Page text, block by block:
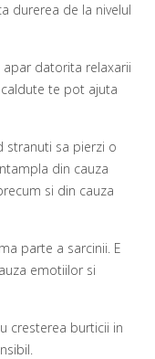
durerea de la nivelul
apar datorita relaxarii
te pot ajuta
stranuti sa pierzi o
din cauza
si din cauza
parte a sarcinii. E
emotiilor si
cresterea burticii in